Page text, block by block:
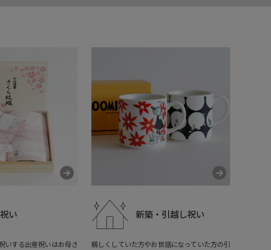
い
いする出産祝いはお母さ
新築・ 引越し祝い
親しくしていた方やお世話になっていた方の引